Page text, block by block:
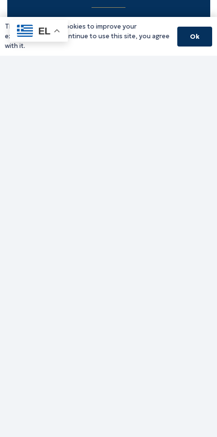
Υπηρεσίες Δράμας
Υπηρεσίες Καβάλας
EL
This website uses cookies to improve your
experience. If you continue to use this site, you agree
with it.
Ok